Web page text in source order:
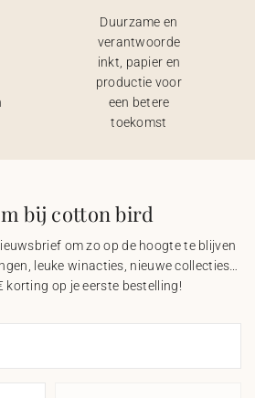
Duurzame en
verantwoorde
inkt, papier en
productie voor
een betere
toekomst
bij cotton bird
om zo op de hoogte te blijven
leuke winacties, nieuwe collecties…
korting op je eerste bestelling!